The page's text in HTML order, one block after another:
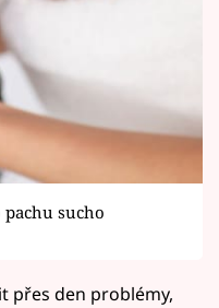
sucho
přes den problémy,